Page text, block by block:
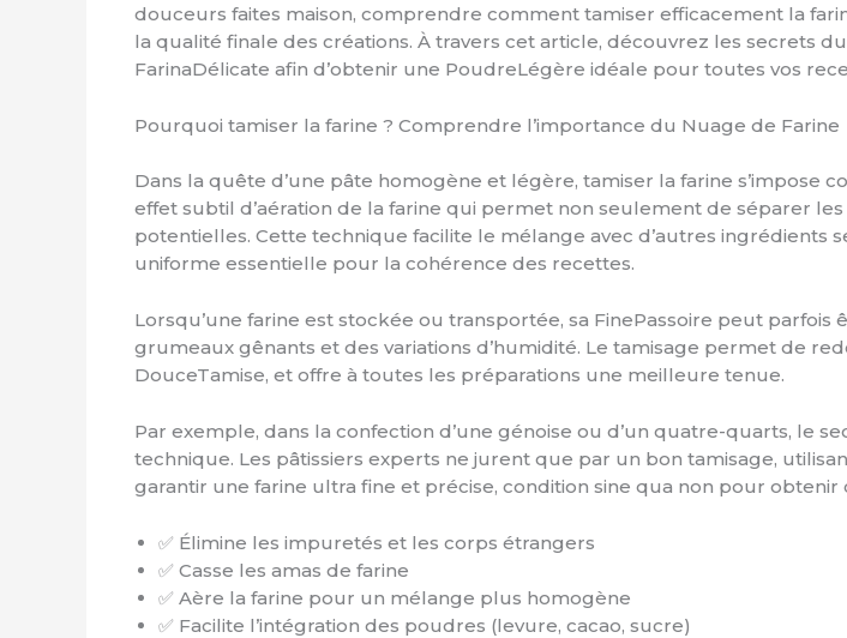
douceurs faites maison, comprendre comment tamiser efficacement la
la qualité finale des créations. À travers cet article, découvrez les secrets
FarinaDélicate afin d’obtenir une PoudreLégère idéale pour toutes vos
Pourquoi tamiser la farine ? Comprendre l’importance du Nuage de Farine
Dans la quête d’une pâte homogène et légère, tamiser la farine
effet subtil d’aération de la farine qui permet non seulement de séparer
potentielles. Cette technique facilite le mélange avec d’autres ingrédients
uniforme essentielle pour la cohérence des recettes.
Lorsqu’une farine est stockée ou transportée, sa FinePassoire peut
grumeaux gênants et des variations d’humidité. Le tamisage permet de
DouceTamise, et offre à toutes les préparations une meilleure tenue.
Par exemple, dans la confection d’une génoise ou d’un quatre-quarts, le
technique. Les pâtissiers experts ne jurent que par un bon tamisage,
garantir une farine ultra fine et précise, condition sine qua non pour
✅ Élimine les impuretés et les corps étrangers
✅ Casse les amas de farine
✅ Aère la farine pour un mélange plus homogène
✅ Facilite l’intégration des poudres (levure, cacao, sucre)